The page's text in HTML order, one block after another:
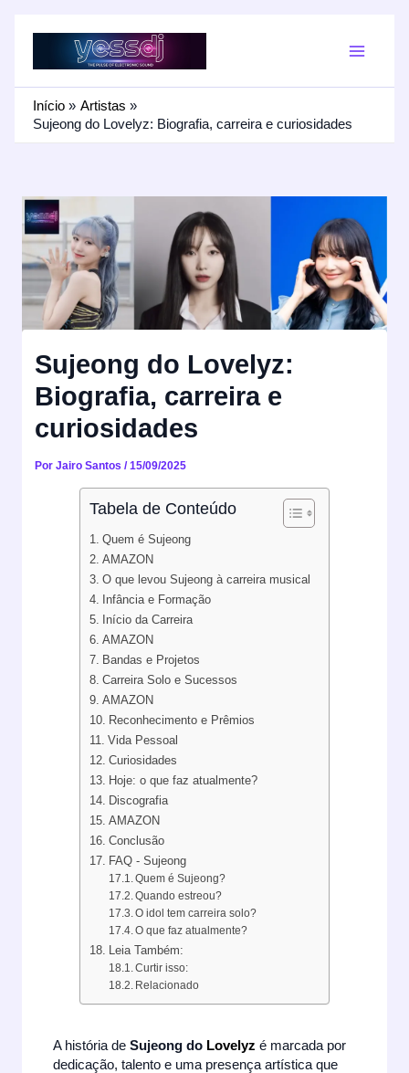
Início
Artistas
Sujeong do Lovelyz: Biografia, carreira e curiosidades
Sujeong do Lovelyz:
Biografia, carreira e
curiosidades
PorJairo Santos/15/09/2025
Tabela de Conteúdo
Quem é Sujeong
AMAZON
O que levou Sujeong à carreira musical
Infância e Formação
Início da Carreira
AMAZON
Bandas e Projetos
Carreira Solo e Sucessos
AMAZON
Reconhecimento e Prêmios
Vida Pessoal
Curiosidades
Hoje: o que faz atualmente?
Discografia
AMAZON
Conclusão
FAQ - Sujeong
Quem é Sujeong?
Quando estreou?
O idol tem carreira solo?
O que faz atualmente?
Leia Também:
Curtir isso:
Relacionado
A história deSujeong do Lovelyz é marcada por
dedicação, talento e uma presença artística que